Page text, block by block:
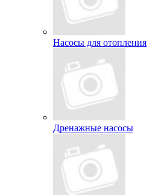
Насосы для отопления
Дренажные насосы